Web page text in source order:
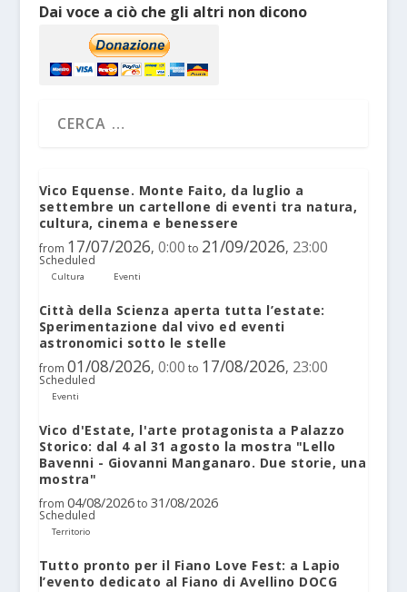
Dai voce a ciò che gli altri non dicono
Vico Equense. Monte Faito, da luglio a
settembre un cartellone di eventi tra natura,
cultura, cinema e benessere
from 17/07/2026, 0:00 to 21/09/2026, 23:00
Scheduled
Cultura Eventi
Città della Scienza aperta tutta l’estate:
Sperimentazione dal vivo ed eventi
astronomici sotto le stelle
from 01/08/2026, 0:00 to 17/08/2026, 23:00
Scheduled
Eventi
Vico d'Estate, l'arte protagonista a Palazzo
Storico: dal 4 al 31 agosto la mostra "Lello
Bavenni - Giovanni Manganaro. Due storie, una
mostra"
from 04/08/2026 to 31/08/2026
Scheduled
Territorio
Tutto pronto per il Fiano Love Fest: a Lapio
l’evento dedicato al Fiano di Avellino DOCG